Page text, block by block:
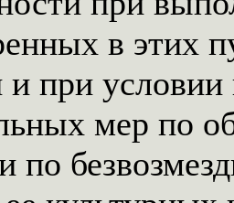
в этих
и при
мер по
по